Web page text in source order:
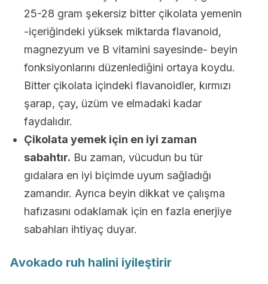
25-28 gram şekersiz bitter çikolata yemenin
-içeriğindeki yüksek miktarda flavanoid,
magnezyum ve B vitamini sayesinde- beyin
fonksiyonlarını düzenlediğini ortaya koydu.
Bitter çikolata içindeki flavanoidler, kırmızı
şarap, çay, üzüm ve elmadaki kadar
faydalıdır.
Çikolata yemek için en iyi zaman
sabahtır. Bu zaman, vücudun bu tür
gıdalara en iyi biçimde uyum sağladığı
zamandır. Ayrıca beyin dikkat ve çalışma
hafızasını odaklamak için en fazla enerjiye
sabahları ihtiyaç duyar.
Avokado ruh halini iyileştirir